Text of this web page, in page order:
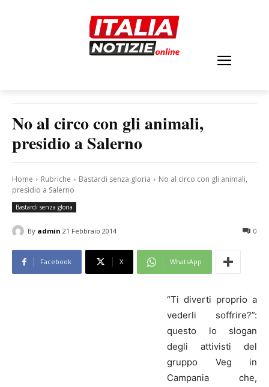
No al circo con gli animali,
presidio a Salerno
Home Rubriche Bastardi senza gloria
No al circo con gli animali,
presidio a Salerno
Bastardi senza gloria
By admin 21 Febbraio 2014 0
Facebook X WhatsApp
“Ti diverti proprio a
vederli soffrire?”:
questo lo slogan
degli attivisti del
gruppo Veg in
Campania che,